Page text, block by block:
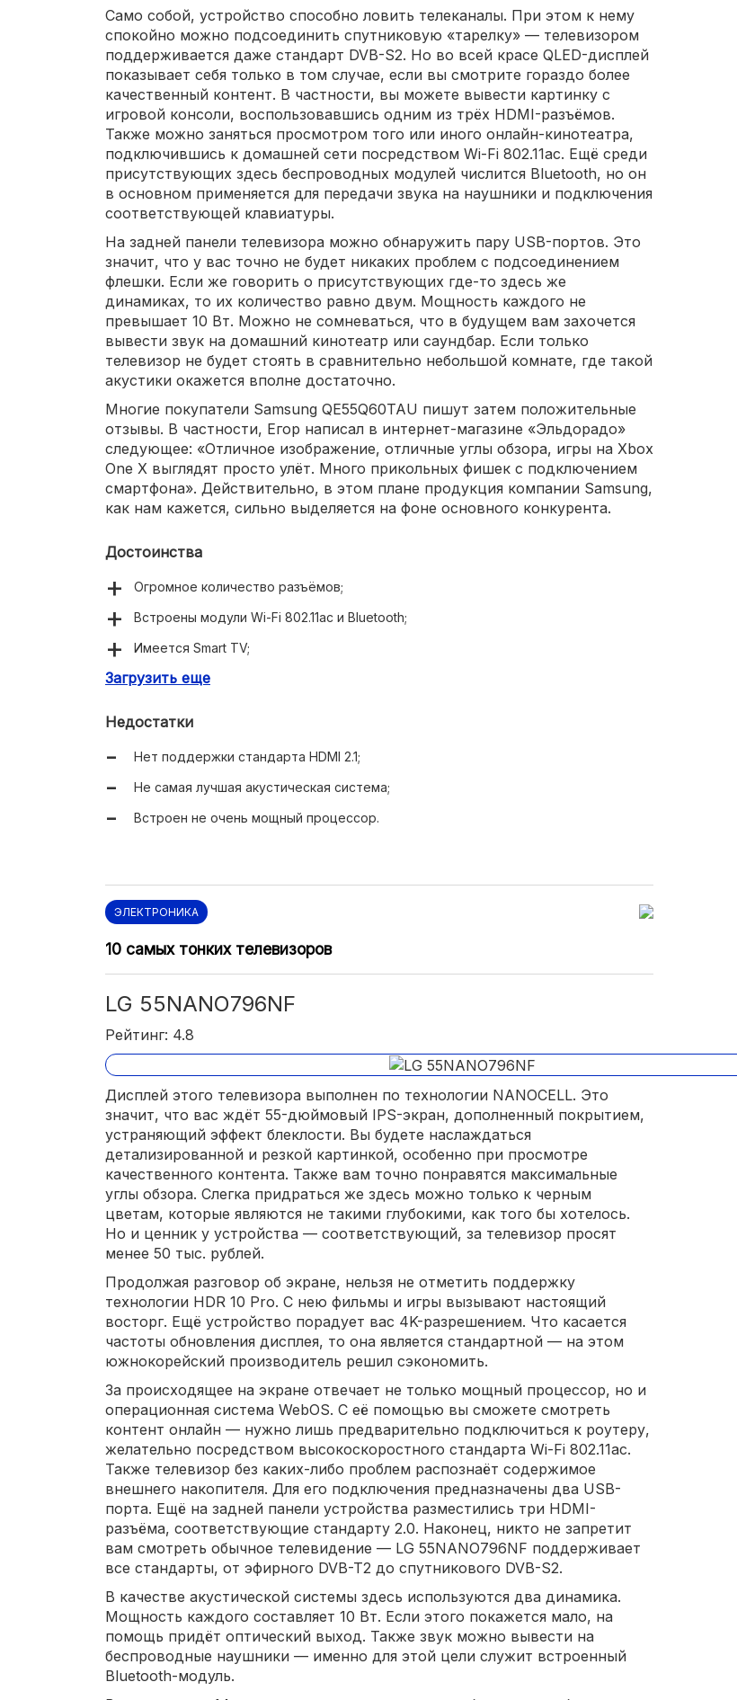
Само собой, устройство способно ловить телеканалы. При этом к нему
спокойно можно подсоединить спутниковую «тарелку» — телевизором
поддерживается даже стандарт DVB-S2. Но во всей красе QLED-дисплей
показывает себя только в том случае, если вы смотрите гораздо более
качественный контент. В частности, вы можете вывести картинку с
игровой консоли, воспользовавшись одним из трёх HDMI-разъёмов.
Также можно заняться просмотром того или иного онлайн-кинотеатра,
подключившись к домашней сети посредством Wi-Fi 802.11ac. Ещё среди
присутствующих здесь беспроводных модулей числится Bluetooth, но он
в основном применяется для передачи звука на наушники и подключения
соответствующей клавиатуры.
На задней панели телевизора можно обнаружить пару USB-портов. Это
значит, что у вас точно не будет никаких проблем с подсоединением
флешки. Если же говорить о присутствующих где-то здесь же
динамиках, то их количество равно двум. Мощность каждого не
превышает 10 Вт. Можно не сомневаться, что в будущем вам захочется
вывести звук на домашний кинотеатр или саундбар. Если только
телевизор не будет стоять в сравнительно небольшой комнате, где такой
акустики окажется вполне достаточно.
Многие покупатели Samsung QE55Q60TAU пишут затем положительные
отзывы. В частности, Егор написал в интернет-магазине «Эльдорадо»
следующее: «Отличное изображение, отличные углы обзора, игры на Xbox
One X выглядят просто улёт. Много прикольных фишек с подключением
смартфона». Действительно, в этом плане продукция компании Samsung,
как нам кажется, сильно выделяется на фоне основного конкурента.
Достоинства
Огромное количество разъёмов;
Встроены модули Wi-Fi 802.11ac и Bluetooth;
Имеется Smart TV;
Поставляется с удобным пультом;
Загрузить еще
Недостатки
Нет поддержки стандарта HDMI 2.1;
Не самая лучшая акустическая система;
Встроен не очень мощный процессор.
ЭЛЕКТРОНИКА
10 самых тонких телевизоров
LG 55NANO796NF
Рейтинг: 4.8
Дисплей этого телевизора выполнен по технологии NANOCELL. Это
значит, что вас ждёт 55-дюймовый IPS-экран, дополненный покрытием,
устраняющий эффект блеклости. Вы будете наслаждаться
детализированной и резкой картинкой, особенно при просмотре
качественного контента. Также вам точно понравятся максимальные
углы обзора. Слегка придраться же здесь можно только к черным
цветам, которые являются не такими глубокими, как того бы хотелось.
Но и ценник у устройства — соответствующий, за телевизор просят
менее 50 тыс. рублей.
Продолжая разговор об экране, нельзя не отметить поддержку
технологии HDR 10 Pro. С нею фильмы и игры вызывают настоящий
восторг. Ещё устройство порадует вас 4K-разрешением. Что касается
частоты обновления дисплея, то она является стандартной — на этом
южнокорейский производитель решил сэкономить.
За происходящее на экране отвечает не только мощный процессор, но и
операционная система WebOS. С её помощью вы сможете смотреть
контент онлайн — нужно лишь предварительно подключиться к роутеру,
желательно посредством высокоскоростного стандарта Wi-Fi 802.11ac.
Также телевизор без каких-либо проблем распознаёт содержимое
внешнего накопителя. Для его подключения предназначены два USB-
порта. Ещё на задней панели устройства разместились три HDMI-
разъёма, соответствующие стандарту 2.0. Наконец, никто не запретит
вам смотреть обычное телевидение — LG 55NANO796NF поддерживает
все стандарты, от эфирного DVB-T2 до спутникового DVB-S2.
В качестве акустической системы здесь используются два динамика.
Мощность каждого составляет 10 Вт. Если этого покажется мало, на
помощь придёт оптический выход. Также звук можно вывести на
беспроводные наушники — именно для этой цели служит встроенный
Bluetooth-модуль.